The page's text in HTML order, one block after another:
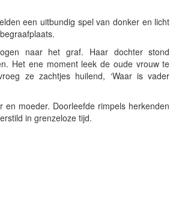
een uitbundig spel van donker en licht
naar het graf. Haar dochter stond
Het ene moment leek de oude vrouw te
ze zachtjes huilend, ‘Waar is vader
moeder. Doorleefde rimpels herkenden
in grenzeloze tijd.